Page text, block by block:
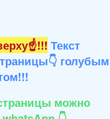
Текст
голубым
можно